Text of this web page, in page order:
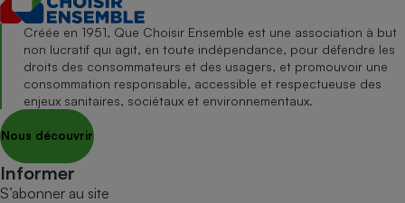
Créée en 1951, Que Choisir Ensemble est une association à but
non lucratif qui agit, en toute indépendance, pour défendre les
droits des consommateurs et des usagers, et promouvoir une
consommation responsable, accessible et respectueuse des
enjeux sanitaires, sociétaux et environnementaux.
Nous découvrir
Informer
S’abonner au site